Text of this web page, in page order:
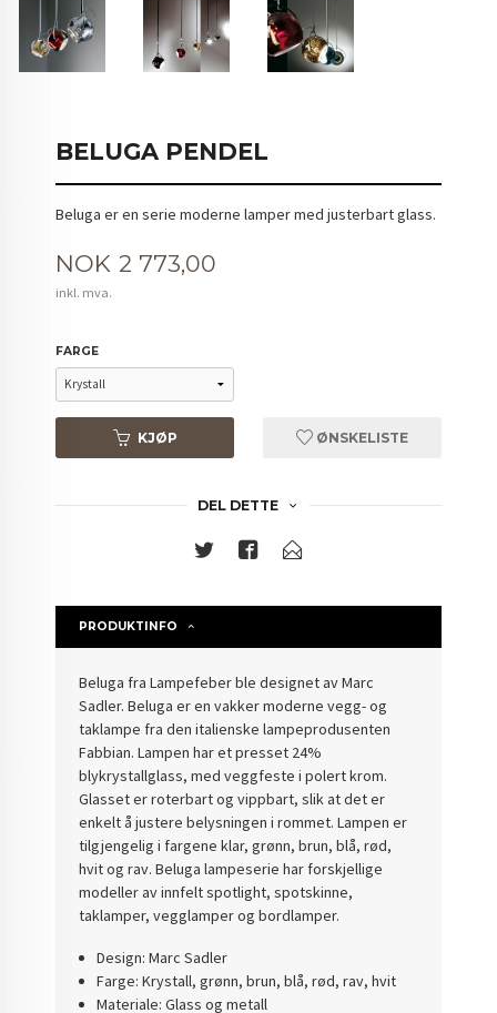
BELUGA PENDEL
Beluga er en serie moderne lamper med justerbart glass.
Pris
NOK 2 773,00
inkl. mva.
FARGE
KJØP ØNSKELISTE
DEL DETTE
PRODUKTINFO
Beluga fra Lampefeber ble designet av Marc
Sadler.Beluga er en vakker moderne vegg- og
taklampe fra den italienske lampeprodusenten
Fabbian. Lampen har et presset 24%
blykrystallglass, med veggfeste i polert krom.
Glasset er roterbart og vippbart, slik at det er
enkelt å justere belysningen i rommet. Lampen er
tilgjengelig i fargene klar, grønn, brun, blå, rød,
hvit og rav. Beluga lampeserie har forskjellige
modeller av innfelt spotlight, spotskinne,
taklamper, vegglamper og bordlamper.
Design: Marc Sadler
Farge: Krystall, grønn, brun, blå, rød, rav, hvit
Materiale: Glass og metall